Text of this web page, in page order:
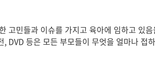
고민들과 이슈를 가지고 육아에 임하고 있
DVD 등은 모든 부모들이 무엇을 얼마나 접